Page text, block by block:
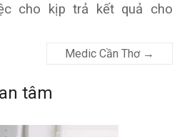
cho kịp trả kết quả cho
Medic Cần Thơ →
tâm